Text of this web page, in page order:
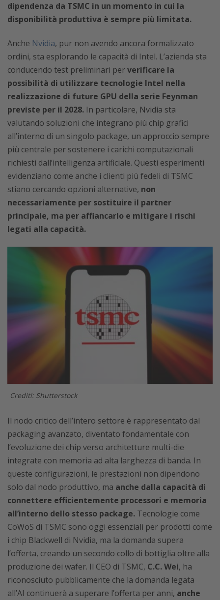
dipendenza da TSMC in un momento in cui la
disponibilità produttiva è sempre più limitata.
Anche Nvidia, pur non avendo ancora formalizzato
ordini, sta esplorando le capacità di Intel. L’azienda sta
conducendo test preliminari perverificare la
possibilità di utilizzare tecnologie Intel nella
realizzazione di future GPU della serie Feynman
previste per il 2028. In particolare, Nvidia sta
valutando soluzioni che integrano più chip grafici
all’interno di un singolo package, un approccio sempre
più centrale per sostenere i carichi computazionali
richiesti dall’intelligenza artificiale. Questi esperimenti
evidenziano come anche i clienti più fedeli di TSMC
stiano cercando opzioni alternative, non
necessariamente per sostituire il partner
principale, ma per affiancarlo e mitigare i rischi
legati alla capacità.
Crediti: Shutterstock
Il nodo critico dell’intero settore è rappresentato dal
packaging avanzato, diventato fondamentale con
l’evoluzione dei chip verso architetture multi-die
integrate con memoria ad alta larghezza di banda. In
queste configurazioni, le prestazioni non dipendono
solo dal nodo produttivo, ma anche dalla capacità di
connettere efficientemente processori e memoria
all’interno dello stesso package. Tecnologie come
CoWoS di TSMC sono oggi essenziali per prodotti come
i chip Blackwell di Nvidia, ma la domanda supera
l’offerta, creando un secondo collo di bottiglia oltre alla
produzione dei wafer. Il CEO di TSMC, C.C. Wei, ha
riconosciuto pubblicamente che la domanda legata
all’AI continuerà a superare l’offerta per anni, anche